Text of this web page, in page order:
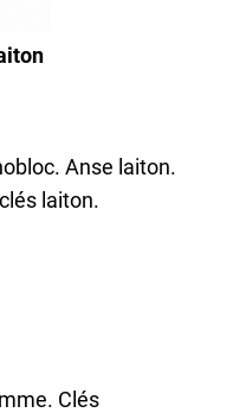
Anse laiton.
laiton.
Clés